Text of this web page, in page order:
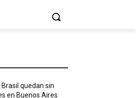
quedan sin
en Buenos Aires